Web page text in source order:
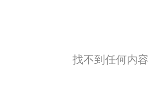
找不到任何内容